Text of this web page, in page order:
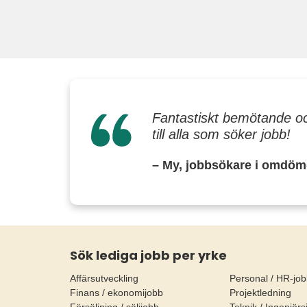
Fantastiskt bemötande
till alla som söker jobb!
– My, jobbsökare i
Sök lediga jobb per yrke
Affärsutveckling
Finans / ekonomijobb
Personal / HR-
Projektledning